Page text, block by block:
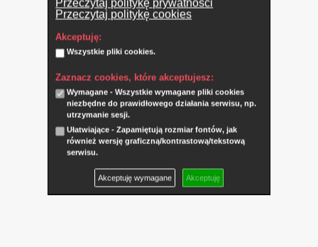
Przeczytaj politykę prywatności
Przeczytaj politykę cookies
Akceptuję:
Wszystkie pliki cookies.
Zaznacz cookies, które akceptujesz:
Wymagane - Wszystkie wymagane pliki cookies
niezbędne do prawidłowego działania serwisu, np.
utrzymanie sesji.
Ułatwiające - Zapamiętują rozmiar fontów, jak
również wersję graficzną/kontrastową/tekstową
serwisu.
Akceptuję wymagane Akceptuję